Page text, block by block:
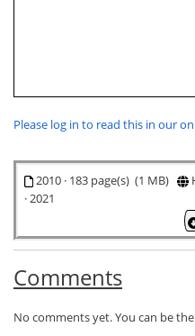
Please log in to read this in our
2010 · 183 page(s) (1 MB)
· 2021
Comments
No comments yet. You can be